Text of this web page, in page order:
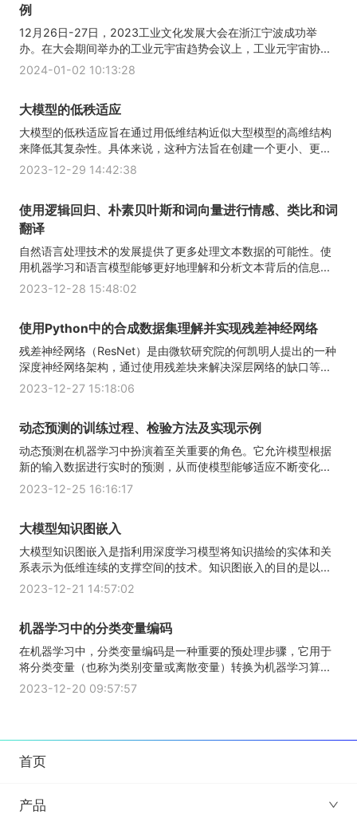
例
12月26日-27日，2023工业文化发展大会在浙江宁波成功举
办。在大会期间举办的工业元宇宙趋势会议上，工业元宇宙协...
2024-01-02 10:13:28
大模型的低秩适应
大模型的低秩适应旨在通过用低维结构近似大型模型的高维结构
来降低其复杂性。具体来说，这种方法旨在创建一个更小、更...
2023-12-29 14:42:38
使用逻辑回归、朴素贝叶斯和词向量进行情感、类比和词
翻译
自然语言处理技术的发展提供了更多处理文本数据的可能性。使
用机器学习和语言模型能够更好地理解和分析文本背后的信息...
2023-12-28 15:48:02
使用Python中的合成数据集理解并实现残差神经网络
残差神经网络（ResNet）是由微软研究院的何凯明人提出的一种
深度神经网络架构，通过使用残差块来解决深层网络的缺口等...
2023-12-27 15:18:06
动态预测的训练过程、检验方法及实现示例
动态预测在机器学习中扮演着至关重要的角色。它允许模型根据
新的输入数据进行实时的预测，从而使模型能够适应不断变化...
2023-12-25 16:16:17
大模型知识图嵌入
大模型知识图嵌入是指利用深度学习模型将知识描绘的实体和关
系表示为低维连续的支撑空间的技术。知识图嵌入的目的是以...
2023-12-21 14:57:02
机器学习中的分类变量编码
在机器学习中，分类变量编码是一种重要的预处理步骤，它用于
将分类变量（也称为类别变量或离散变量）转换为机器学习算...
2023-12-20 09:57:57
首页
产品